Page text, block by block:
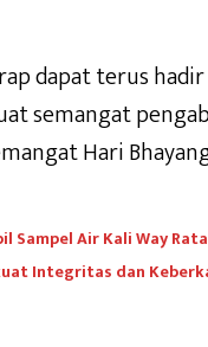
dapat terus
semangat
Hari
Sampel Air Kali Way
Integritas dan